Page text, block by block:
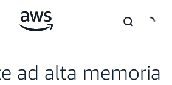
ad alta memoria